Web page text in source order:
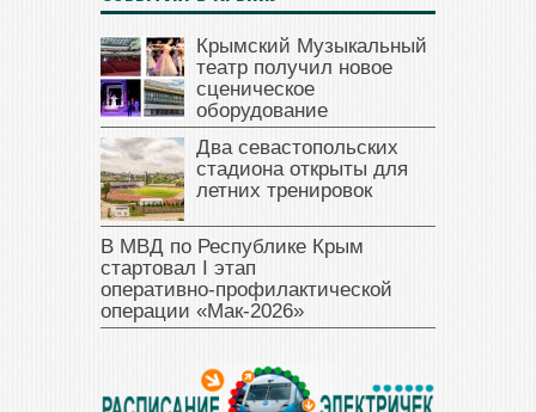
Крымский Музыкальный
театр получил новое
сценическое
оборудование
Два севастопольских
стадиона открыты для
летних тренировок
В МВД по Республике Крым
стартовал I этап
оперативно‑профилактической
операции «Мак‑2026»